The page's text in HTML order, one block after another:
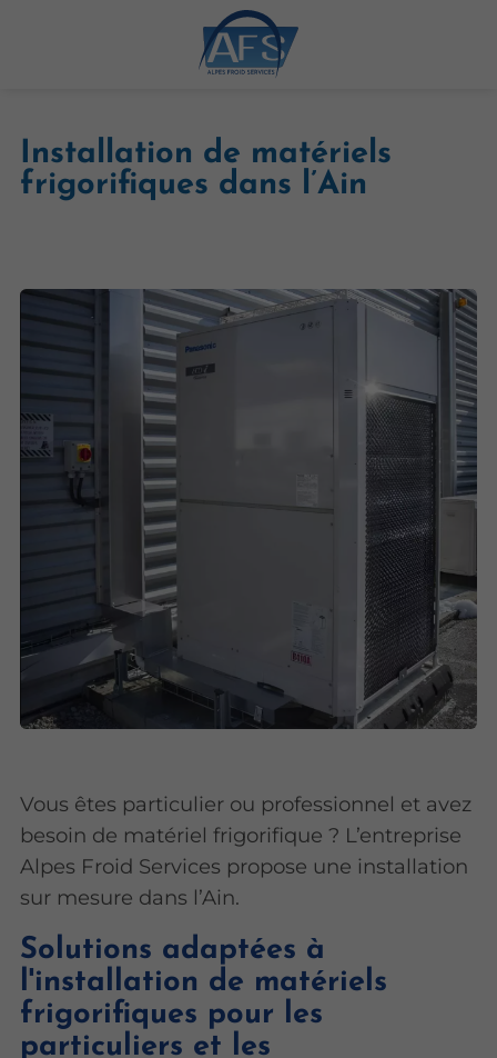
Installation de matériels
frigorifiques dans l’Ain
Vous êtes particulier ou professionnel et avez
besoin de matériel frigorifique ? L’entreprise
Alpes Froid Services propose une installation
sur mesure dans l’Ain.
Solutions adaptées à
l'installation de matériels
frigorifiques pour les
particuliers et les